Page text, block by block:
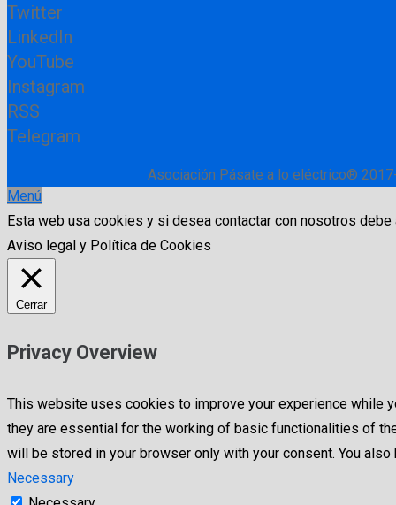
Twitter
LinkedIn
YouTube
Instagram
RSS
Telegram
Asociación Pásate a lo eléctrico®
Menú
Esta web usa cookies y si desea contactar con nosotros
Aviso legal y Política de Cookies
Cerrar
Privacy Overview
This website uses cookies to improve your experience while
they are essential for the working of basic functionalities of
will be stored in your browser only with your consent. You
Necessary